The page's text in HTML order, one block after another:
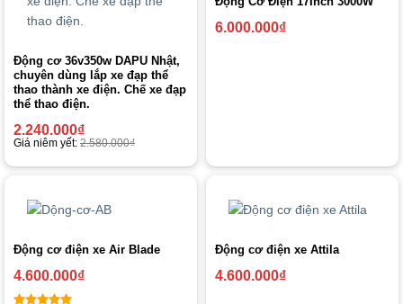
Động cơ 36v350w DAPU Nhật,
chuyên dùng lắp xe đạp thể
thao thành xe điện. Chế xe đạp
thể thao điện.
2.240.000₫
Giá niêm yết: 2.580.000₫
6.000.000₫
Động cơ điện xe Air Blade
4.600.000₫
Động cơ điện xe Attila
4.600.000₫